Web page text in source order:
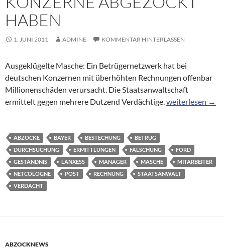
HABEN
1. JUNI 2011 ADMINE KOMMENTAR HINTERLASSEN
Ausgeklügelte Masche: Ein Betrügernetzwerk hat bei
deutschen Konzernen mit überhöhten Rechnungen offenbar
Millionenschäden verursacht. Die Staatsanwaltschaft
ermittelt gegen mehrere Dutzend Verdächtige.Fingierte
weiterlesen →
ABZOCKE BAYER BESTECHUNG
BETRUG
DURCHSUCHUNG
ERMITTLUNGEN FÄLSCHUNG
FORD
GESTÄNDNIS
LANXESS MANAGER MASCHE
MITARBEITER
NETCOLOGNE
POST RECHNUNG
STAATSANWALT
VERDACHT
ABZOCKNEWS